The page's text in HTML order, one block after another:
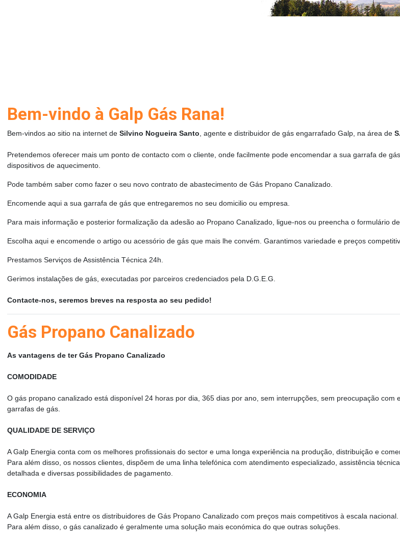
Bem-vindo à Galp Gás Rana!
Bem-vindos ao sitio na internet deSilvino Nogueira Santo , agente e distribuidor de gás engarrafado Galp, na área de
Pretendemos oferecer mais um ponto de contacto com o cliente, onde facilmente pode encomendar a sua garrafa de
dispositivos de aquecimento.
Pode também saber como fazer o seu novo contrato de abastecimento de Gás Propano Canalizado.
Encomende aqui a sua garrafa de gás que entregaremos no seu domicilio ou empresa.
Para mais informação e posterior formalização da adesão ao Propano Canalizado, ligue-nos ou preencha o formulário
Escolha aqui e encomende o artigo ou acessório de gás que mais lhe convém. Garantimos variedade e preços
Prestamos Serviços de Assistência Técnica 24h.
Gerimos instalações de gás, executadas por parceiros credenciados pela D.G.E.G.
Contacte-nos, seremos breves na resposta ao seu pedido!
Gás Propano Canalizado
As vantagens de ter Gás Propano Canalizado
COMODIDADE
O gás propano canalizado está disponível 24 horas por dia, 365 dias por ano, sem interrupções, sem preocupação
garrafas de gás.
QUALIDADE DE SERVIÇO
A Galp Energia conta com os melhores profissionais do sector e uma longa experiência na produção, distribuição e
Para além disso, os nossos clientes, dispõem de uma linha telefónica com atendimento especializado, assistência
detalhada e diversas possibilidades de pagamento.
ECONOMIA
A Galp Energia está entre os distribuidores de Gás Propano Canalizado com preços mais competitivos à escala nacional.
Para além disso, o gás canalizado é geralmente uma solução mais económica do que outras soluções.